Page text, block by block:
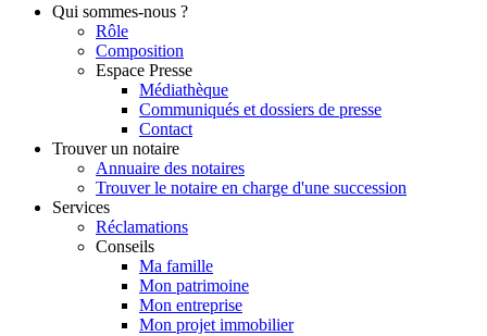
Qui sommes-nous ?
Rôle
Composition
Espace Presse
Médiathèque
Communiqués et dossiers de presse
Contact
Trouver un notaire
Annuaire des notaires
Trouver le notaire en charge d'une succession
Services
Réclamations
Conseils
Ma famille
Mon patrimoine
Mon entreprise
Mon projet immobilier